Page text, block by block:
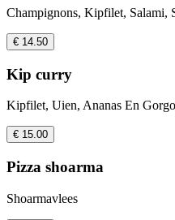
Champignons, Kipfilet, Salami,
€ 14.50
Kip curry
Kipfilet, Uien, Ananas En
€ 15.00
Pizza shoarma
Shoarmavlees